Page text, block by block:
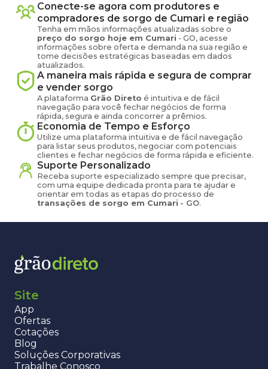
Conecte-se agora com produtores e
compradores de sorgo de Cumari e região
Tenha em mãos informações atualizadas sobre o
preço do sorgo hoje em Cumari - GO, acesse
informações sobre oferta e demanda na sua região e
tome decisões estratégicas baseadas em dados
atualizados.
A maneira mais rápida e segura de comprar
e vender sorgo
A plataforma Grão Direto é intuitiva e de fácil
navegação para você fechar negócios de forma
rápida, segura e ainda concorrer a prêmios.
Economia de Tempo e Esforço
Utilize uma plataforma intuitiva e de fácil navegação
para listar seus produtos, negociar com potenciais
clientes e fechar negócios de forma rápida e eficiente.
Suporte Personalizado
Receba suporte especializado sempre que precisar,
com uma equipe dedicada pronta para te ajudar e
orientar em todas as etapas do processo de
transações de sorgo em Cumari - GO.
Site
App
Ofertas
Cotações
Blog
Soluções Corporativas
Trabalhe Conosco